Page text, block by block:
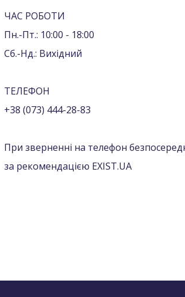
ЧАС РОБОТИ
Пн.-Пт.: 10:00 - 18:00
Сб.-Нд.: Вихідний
ТЕЛЕФОН
+38 (073) 444-28-83
При зверненні на телефон
за рекомендацією EXIST.UA